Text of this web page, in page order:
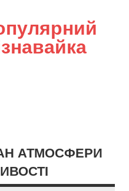
АТМОСФЕРИ